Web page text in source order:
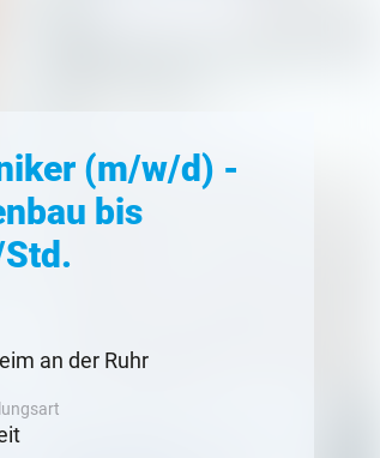
(m/w/d) -
bis
an der Ruhr